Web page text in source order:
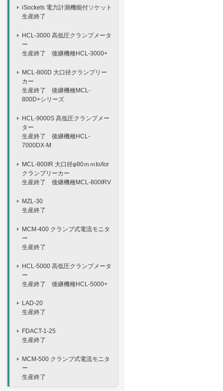
iSockets 電力計測機能付ソケット
生産終了
HCL-3000 高低圧クランプメータ
ー
生産終了 後継機種HCL-3000+
MCL-800D 大口径クランプリー
カー
生産終了 後継機種MCL-
800D+シリーズ
HCL-9000S 高低圧クランプメー
ター
生産終了 後継機種HCL-
7000DX-M
MCL-800IR 大口径φ80ｍｍIo/Ior
クランプリーカー
生産終了 後継機種MCL-800IRV
MZL-30
生産終了
MCM-400 クランプ式電流モニタ
ー
生産終了
HCL-5000 高低圧クランプメータ
ー
生産終了 後継機種HCL-5000+
LAD-20
生産終了
FDACT-1-25
生産終了
MCM-500 クランプ式電流モニタ
ー
生産終了